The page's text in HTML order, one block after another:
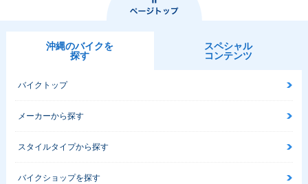
沖縄のバイクを
探す
スペシャル
コンテンツ
バイクトップ
メーカーから探す
スタイルタイプから探す
バイクショップを探す